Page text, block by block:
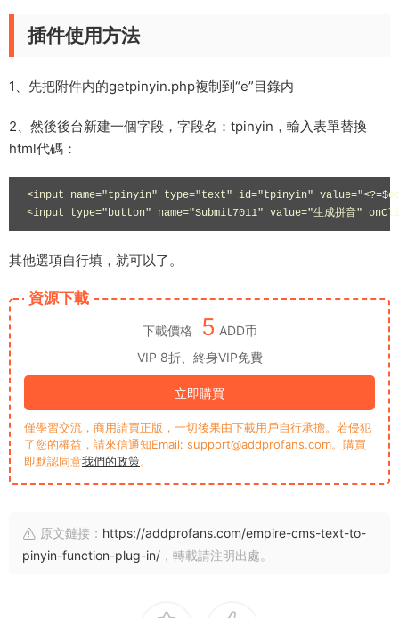
插件使用方法
1、先把附件内的getpinyin.php複制到“e”目錄内
2、然後後台新建一個字段，字段名：tpinyin，輸入表單替換
html代碼：
<input name="tpinyin" type="text" id="tpinyin"
<input type="button" name="Submit7011" value="生成拼音"
其他選項自行填，就可以了。
資源下載
下載價格 5 ADD币
VIP 8折、終身VIP免費
立即購買
僅學習交流，商用請買正版，一切後果由下載用戶自行承擔。若侵犯
了您的權益，請來信通知Email: support@addprofans.com。購買
即默認同意我們的政策。
原文鏈接： https://addprofans.com/empire-cms-text-to-
pinyin-function-plug-in/ ，轉載請注明出處。